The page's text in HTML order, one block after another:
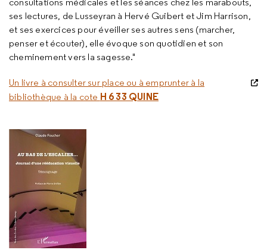
ses lectures, de Lusseyran à Hervé Guibert et Jim Harrison,
et ses exercices pour éveiller ses autres sens (marcher,
penser et écouter), elle évoque son quotidien et son
cheminement vers la sagesse."
Un livre à consulter sur place ou à emprunter à la
bibliothèque à la cote H 6 33 QUINE